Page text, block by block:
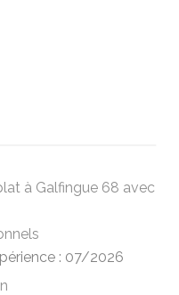
à Galfingue 68 avec
: 07/2026